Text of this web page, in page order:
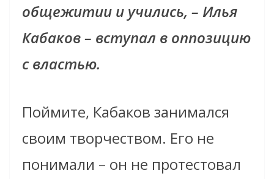
общежитии и учились, – Илья
Кабаков – вступал в оппозицию
с властью.
Поймите, Кабаков занимался
своим творчеством. Его не
понимали – он не протестовал